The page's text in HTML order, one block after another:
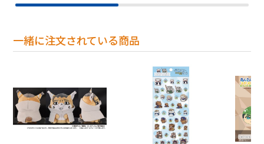
一緒に注文されている商品